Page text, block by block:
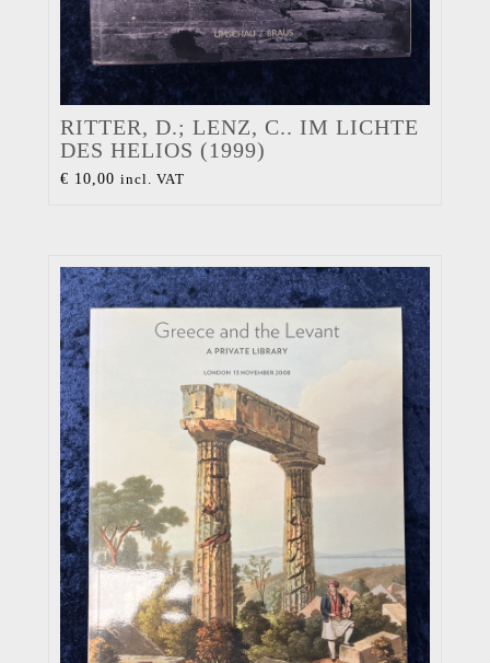
RITTER, D.; LENZ, C.. IM LICHTE
DES HELIOS (1999)
€ 10,00 incl. VAT